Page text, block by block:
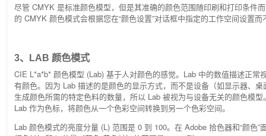
尽管 CMYK 是标准颜色模型，但是其准确的颜色范围随印刷和打印条件
的 CMYK 颜色模式会根据您在“颜色设置”对话框中指定的工作空间设置而
3、LAB 颜色模式
CIE L*a*b* 颜色模型 (Lab) 基于人对颜色的感觉。Lab 中的数值描述正常
有颜色。因为 Lab 描述的是颜色的显示方式，而不是设备（如显示器、
生成颜色所需的特定色料的数量，所以 Lab 被视为与设备无关的颜色模
Lab 作为色标，将颜色从一个色彩空间转换到另一个色彩空间。
Lab 颜色模式的亮度分量 (L) 范围是 0 到 100。在 Adobe 拾色器和“颜色”